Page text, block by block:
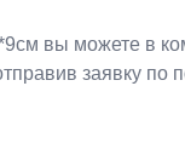
вы можете в
заявку по